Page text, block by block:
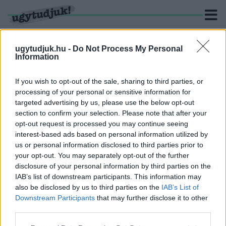
ugytudjuk.hu - Do Not Process My Personal
Information
If you wish to opt-out of the sale, sharing to third parties, or
processing of your personal or sensitive information for
targeted advertising by us, please use the below opt-out
section to confirm your selection. Please note that after your
opt-out request is processed you may continue seeing
interest-based ads based on personal information utilized by
us or personal information disclosed to third parties prior to
your opt-out. You may separately opt-out of the further
disclosure of your personal information by third parties on the
IAB’s list of downstream participants. This information may
also be disclosed by us to third parties on the IAB’s List of
Downstream Participants that may further disclose it to other
KERESÉS
3 hír találató a(z) "Stompová Viktória" cimkével ellátva.
MAGYAR PÉTER: ÁGH PÉTER CSALÁSSAL
NYERT. NEM ISMERJÜK EL LEGITIM
KÉPVISELŐNEK!
2026. Április. 18. 14:13
A TISZA elnöke felszólította a fideszes képviselőt, hogy ne
vegye fel a mandátumát, és ezzel legyen új választás a
választókerületben.
ELISMERTE A SÁRVÁR LENDÜLETBEN
FACEBOOK-OLDAL EGYIK ADMINJA, HOGY